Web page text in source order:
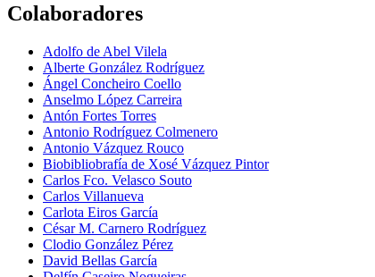
Colaboradores
Adolfo de Abel Vilela
Alberte González Rodríguez
Ángel Concheiro Coello
Anselmo López Carreira
Antón Fortes Torres
Antonio Rodríguez Colmenero
Antonio Vázquez Rouco
Biobibliobrafía de Xosé Vázquez Pintor
Carlos Fco. Velasco Souto
Carlos Villanueva
Carlota Eiros García
César M. Carnero Rodríguez
Clodio González Pérez
David Bellas García